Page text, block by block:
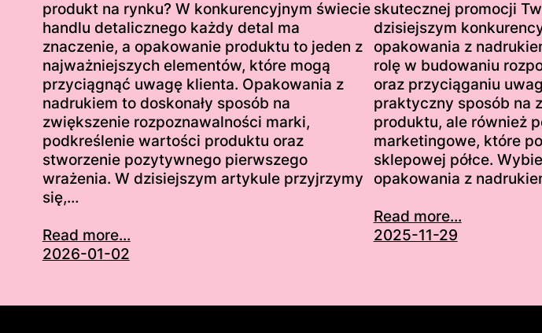
produkt na rynku? W konkurencyjnym świecie
handlu detalicznego każdy detal ma
znaczenie, a opakowanie produktu to jeden z
najważniejszych elementów, które mogą
przyciągnąć uwagę klienta. Opakowania z
nadrukiem to doskonały sposób na
zwiększenie rozpoznawalności marki,
podkreślenie wartości produktu oraz
stworzenie pozytywnego pierwszego
wrażenia. W dzisiejszym artykule przyjrzymy
się,…
Read more...
2026-01-02
skutecznej promocji
dzisiejszym
opakowania z
rolę w budowaniu
oraz przyciąganiu
praktyczny sposób na
produktu, ale również
marketingowe, które
sklepowej półce.
opakowania z
Read more...
2025-11-29